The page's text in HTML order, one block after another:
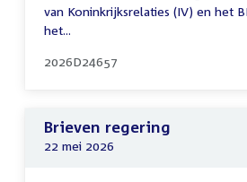
van Koninkrijksrelaties (IV) en het
het...
2026D24657
Brieven regering
22 mei 2026